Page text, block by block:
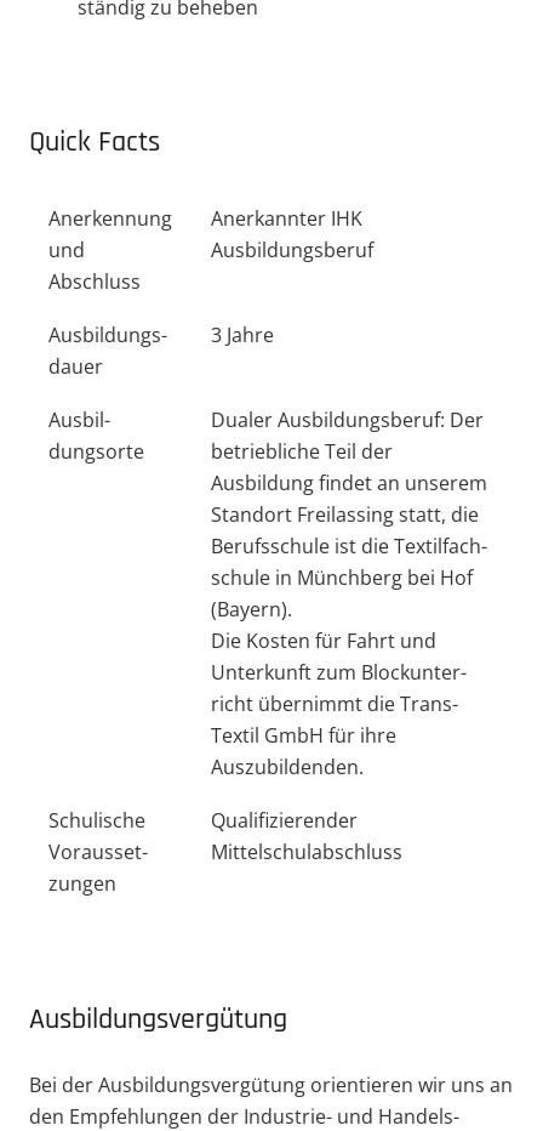
ständig zu beheben
Quick Facts
Anerkennung
und
Abschluss
Anerkannter IHK
Ausbildungsberuf
Ausbil­dungs­
dauer
3 Jahre
Ausbil­
dungsorte
Dualer Ausbil­dungs­beruf: Der
betrieb­liche Teil der
Ausbildung findet an unserem
Standort Freilassing statt, die
Berufs­schule ist die Textil­fach­
schule in Münchberg bei Hof
(Bayern).
Die Kosten für Fahrt und
Unter­kunft zum Block­un­ter­
richt übernimmt die Trans-
Textil GmbH für ihre
Auszubildenden.
Schulische
Voraus­set­
zungen
Quali­fi­zie­render
Mittelschulabschluss
Ausbil­dungs­ver­gütung
Bei der Ausbil­dungs­ver­gütung orien­tieren wir uns an
den Empfeh­lungen der Industrie- und Handels­